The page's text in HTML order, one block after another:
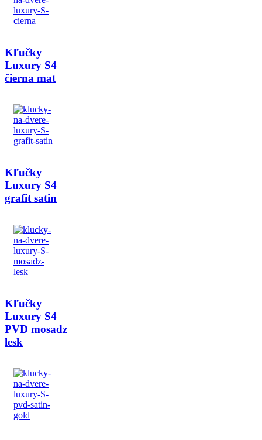
Kľučky
Luxury S4
čierna mat
Kľučky
Luxury S4
grafit satin
Kľučky
Luxury S4
PVD mosadz
lesk